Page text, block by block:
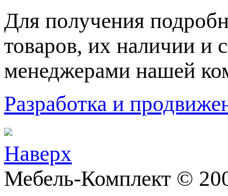
Для пoлучения
товaров, их нaличии и
менеджерами нашей
Разработка и
Наверх
Мебель-Комплект ©